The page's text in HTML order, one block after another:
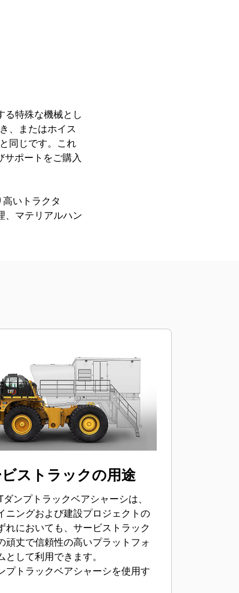
特殊な機械とし
、またはホイス
同じです。これ
サポートをご購入
いトラクタ
、マテリアルハン
ストラックの用途
ダンプトラックベアシャーシは、
ニングおよび建設プロジェクトの
れにおいても、サービストラック
頑丈で信頼性の高いプラットフォ
として利用できます。
プトラックベアシャーシを使用す